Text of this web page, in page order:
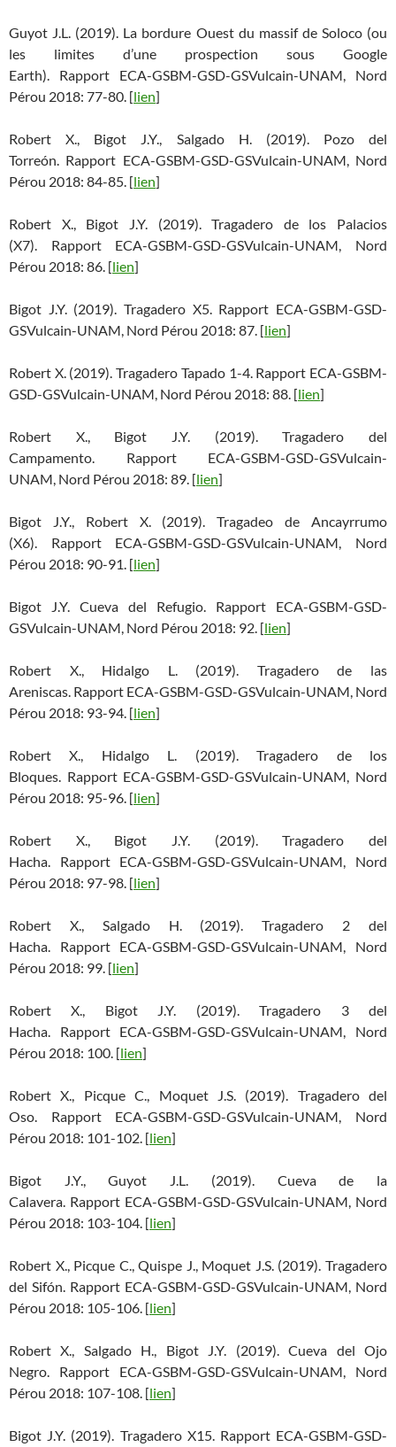
Guyot J.L. (2019). La bordure Ouest du massif de Soloco (ou
les limites d’une prospection sous Google
Earth). Rapport ECA-GSBM-GSD-GSVulcain-UNAM, Nord
Pérou 2018: 77-80. [lien]
Robert X., Bigot J.Y., Salgado H. (2019). Pozo del
Torreón. Rapport ECA-GSBM-GSD-GSVulcain-UNAM, Nord
Pérou 2018: 84-85. [lien]
Robert X., Bigot J.Y. (2019). Tragadero de los Palacios
(X7). Rapport ECA-GSBM-GSD-GSVulcain-UNAM, Nord
Pérou 2018: 86. [lien]
Bigot J.Y. (2019). Tragadero X5. Rapport ECA-GSBM-GSD-
GSVulcain-UNAM, Nord Pérou 2018: 87. [lien]
Robert X. (2019). Tragadero Tapado 1-4. Rapport ECA-GSBM-
GSD-GSVulcain-UNAM, Nord Pérou 2018: 88. [lien]
Robert X., Bigot J.Y. (2019). Tragadero del
Campamento. Rapport ECA-GSBM-GSD-GSVulcain-
UNAM, Nord Pérou 2018: 89. [lien]
Bigot J.Y., Robert X. (2019). Tragadeo de Ancayrrumo
(X6). Rapport ECA-GSBM-GSD-GSVulcain-UNAM, Nord
Pérou 2018: 90-91. [lien]
Bigot J.Y. Cueva del Refugio. Rapport ECA-GSBM-GSD-
GSVulcain-UNAM, Nord Pérou 2018: 92. [lien]
Robert X., Hidalgo L. (2019). Tragadero de las
Areniscas. Rapport ECA-GSBM-GSD-GSVulcain-UNAM, Nord
Pérou 2018: 93-94. [lien]
Robert X., Hidalgo L. (2019). Tragadero de los
Bloques. Rapport ECA-GSBM-GSD-GSVulcain-UNAM, Nord
Pérou 2018: 95-96. [lien]
Robert X., Bigot J.Y. (2019). Tragadero del
Hacha. Rapport ECA-GSBM-GSD-GSVulcain-UNAM, Nord
Pérou 2018: 97-98. [lien]
Robert X., Salgado H. (2019). Tragadero 2 del
Hacha. Rapport ECA-GSBM-GSD-GSVulcain-UNAM, Nord
Pérou 2018: 99. [lien]
Robert X., Bigot J.Y. (2019). Tragadero 3 del
Hacha. Rapport ECA-GSBM-GSD-GSVulcain-UNAM, Nord
Pérou 2018: 100. [lien]
Robert X., Picque C., Moquet J.S. (2019). Tragadero del
Oso. Rapport ECA-GSBM-GSD-GSVulcain-UNAM, Nord
Pérou 2018: 101-102. [lien]
Bigot J.Y., Guyot J.L. (2019). Cueva de la
Calavera. Rapport ECA-GSBM-GSD-GSVulcain-UNAM, Nord
Pérou 2018: 103-104. [lien]
Robert X., Picque C., Quispe J., Moquet J.S. (2019). Tragadero
del Sifón. Rapport ECA-GSBM-GSD-GSVulcain-UNAM, Nord
Pérou 2018: 105-106. [lien]
Robert X., Salgado H., Bigot J.Y. (2019). Cueva del Ojo
Negro. Rapport ECA-GSBM-GSD-GSVulcain-UNAM, Nord
Pérou 2018: 107-108. [lien]
Bigot J.Y. (2019). Tragadero X15. Rapport ECA-GSBM-GSD-